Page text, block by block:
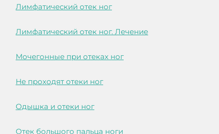
Лимфатический отек ног
Лимфатический отек ног. Лечение
Мочегонные при отеках ног
Не проходят отеки ног
Одышка и отеки ног
Отек большого пальца ноги